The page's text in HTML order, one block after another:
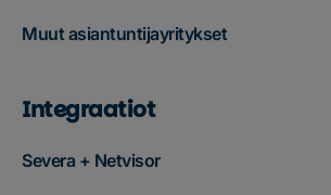
Muut asiantuntijayritykset
Integraatiot
Severa + Netvisor